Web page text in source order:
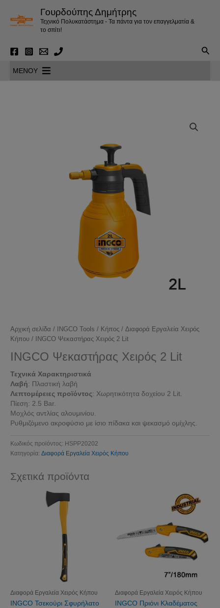
περιεχόμενο
Γουρδούπης Δημήτρης
Τεχνικό Πολυκατάστημα - Τα πάντα για τον επαγγελματία &
το σπίτι!
MENOY
Αρχική σελίδα / INGCO Tools / Κήπος /Διαφορά Εργαλεία Χειρός
Κήπου / INGCO Ψεκαστήρας Χειρός 2 Lit
INGCO Ψεκαστήρας Χειρός 2 Lit
Τεχνικά Χαρακτηριστικά
Λαβή: Πλαστική λαβή
Λεπτομέρειες προϊόντος: Χωρητικότητα δοχείου 2 Lit.
Πίεση: 2.5 Bar.
Μοχλός αντλίας αλουμινίου.
Ρυθμιζόμενο ακροφύσιο με ίσιο πίδακα και ψεκασμό ομίχλης.
Κωδικός προϊόντος: HSPP20202
Κατηγορία:Διαφορά Εργαλεία Χειρός Κήπου
Σχετικά προϊόντα
Διαφορά Εργαλεία Χειρός Κήπου
INGCO Τσεκούρι Σφυρήλατο
Διαφορά Εργαλεία Χειρός Κήπου
INGCO Πριόνι Κλαδέματος